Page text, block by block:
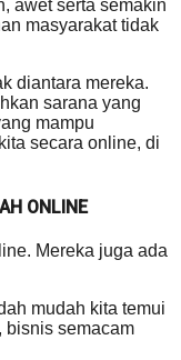
awet serta semakin
masyarakat tidak
diantara mereka.
sarana yang
mampu
secara online, di
ONLINE
Mereka juga ada
mudah kita temui
bisnis semacam